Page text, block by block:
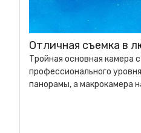
Отличная съемка в
Тройная основная камера
профессионального
панорамы, а макрокамера